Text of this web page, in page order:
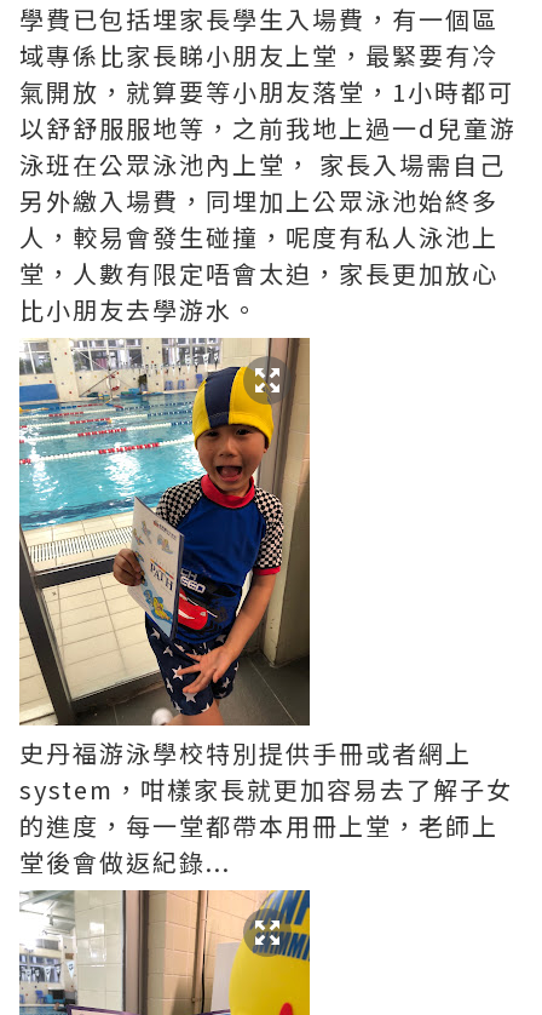
學費已包括埋家長學生入場費，有一個區
域專係比家長睇小朋友上堂，最緊要有冷
氣開放，就算要等小朋友落堂，1小時都可
以舒舒服服地等，之前我地上過一d兒童游
泳班在公眾泳池內上堂， 家長入場需自己
另外繳入場費，同埋加上公眾泳池始終多
人，較易會發生碰撞，呢度有私人泳池上
堂，人數有限定唔會太迫，家長更加放心
比小朋友去學游水。
史丹福游泳學校特別提供手冊或者網上
system，咁樣家長就更加容易去了解子女
的進度，每一堂都帶本用冊上堂，老師上
堂後會做返紀錄...